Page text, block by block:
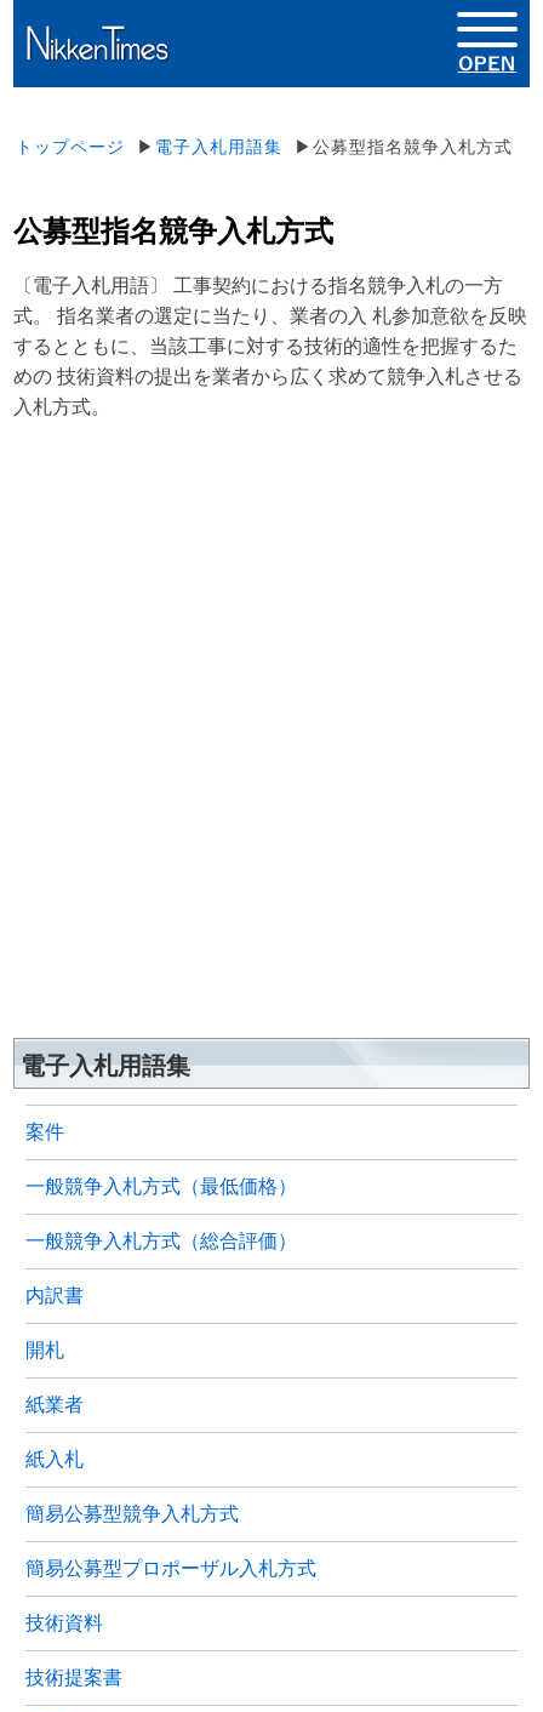
トップページ ▶ 電子入札用語集 ▶公募型指名競争入札方式
公募型指名競争入札方式
〔電子入札用語〕 工事契約における指名競争入札の一方
式。 指名業者の選定に当たり、業者の入 札参加意欲を反映
するとともに、当該工事に対する技術的適性を把握するた
めの 技術資料の提出を業者から広く求めて競争入札させる
入札方式。
電子入札用語集
案件
一般競争入札方式（最低価格）
一般競争入札方式（総合評価）
内訳書
開札
紙業者
紙入札
簡易公募型競争入札方式
簡易公募型プロポーザル入札方式
技術資料
技術提案書